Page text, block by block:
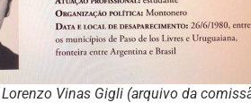
Vinas Gigli (arquivo da